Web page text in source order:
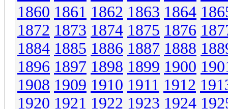
1860 1861 1862 1863 1864
1872 1873 1874 1875 1876
1884 1885 1886 1887 1888
1896 1897 1898 1899 1900
1908 1909 1910 1911 1912
1920 1921 1922 1923 1924